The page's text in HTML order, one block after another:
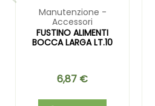
Manutenzione -
Accessori
FUSTINO ALIMENTI
BOCCA LARGA LT.10
6,87 €